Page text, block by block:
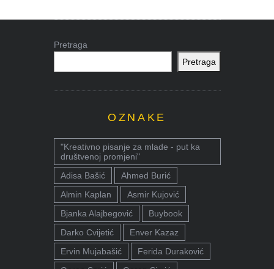
Pretraga
Pretraga
OZNAKE
"Kreativno pisanje za mlade - put ka
društvenoj promjeni"
Adisa Bašić
Ahmed Burić
Almin Kaplan
Asmir Kujović
Bjanka Alajbegović
Buybook
Darko Cvijetić
Enver Kazaz
Ervin Mujabašić
Ferida Duraković